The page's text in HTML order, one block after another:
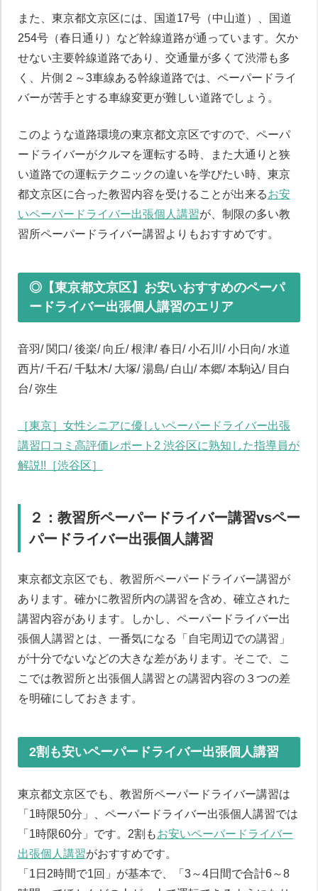
また、東京都文京区には、国道17号（中山道）、国道
254号（春日通り）など幹線道路が通っています。欠か
せない主要幹線道路であり、交通量が多くて渋滞も多
く、片側２～3車線ある幹線道路では、ペーパードライ
バーが苦手とする車線変更が難しい道路でしょう。
このような道路環境の東京都文京区ですので、ペーパ
ードライバーがクルマを運転する時、また大通りと狭
い道路での運転テクニックの違いを学びたい時、東京
都文京区に合った教習内容を受けることが出来るお安
いペーパードライバー出張個人講習が、制限の多い教
習所ペーパードライバー講習よりもおすすめです。
◎【東京都文京区】お安いおすすめのペーパ
ードライバー出張個人講習のエリア
音羽/ 関口/ 後楽/ 向丘/ 根津/ 春日/ 小石川/ 小日向/ 水道
西片/ 千石/ 千駄木/ 大塚/ 湯島/ 白山/ 本郷/ 本駒込/ 目白
台/ 弥生
［東京］女性シニアに優しいペーパードライバー出張
講習口コミ高評価レポート2 渋谷区に熟知した指導員が
解説!!［渋谷区］
２：教習所ペーパードライバー講習vsペー
パードライバー出張個人講習
東京都文京区でも、教習所ペーパードライバー講習が
あります。確かに教習所内の講習を含め、確立された
講習内容があります。しかし、ペーパードライバー出
張個人講習とは、一番気になる「自宅周辺での講習」
が十分でないなどの大きな差があります。そこで、こ
こでは教習所と出張個人講習との講習内容の３つの差
を明確にしておきます。
2割も安いペーパードライバー出張個人講習
東京都文京区でも、教習所ペーパードライバー講習は
「1時限50分」、ペーパードライバー出張個人講習では
「1時限60分」です。2割もお安いペーパードライバー
出張個人講習がおすすめです。
「1日2時間で1回」が基本で、「3～4日間で合計6～8